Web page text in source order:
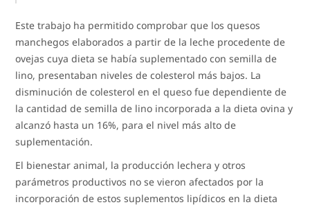
Este trabajo ha permitido comprobar que los quesos
manchegos elaborados a partir de la leche procedente de
ovejas cuya dieta se había suplementado con semilla de
lino, presentaban niveles de colesterol más bajos. La
disminución de colesterol en el queso fue dependiente de
la cantidad de semilla de lino incorporada a la dieta ovina y
alcanzó hasta un 16%, para el nivel más alto de
suplementación.
El bienestar animal, la producción lechera y otros
parámetros productivos no se vieron afectados por la
incorporación de estos suplementos lipídicos en la dieta